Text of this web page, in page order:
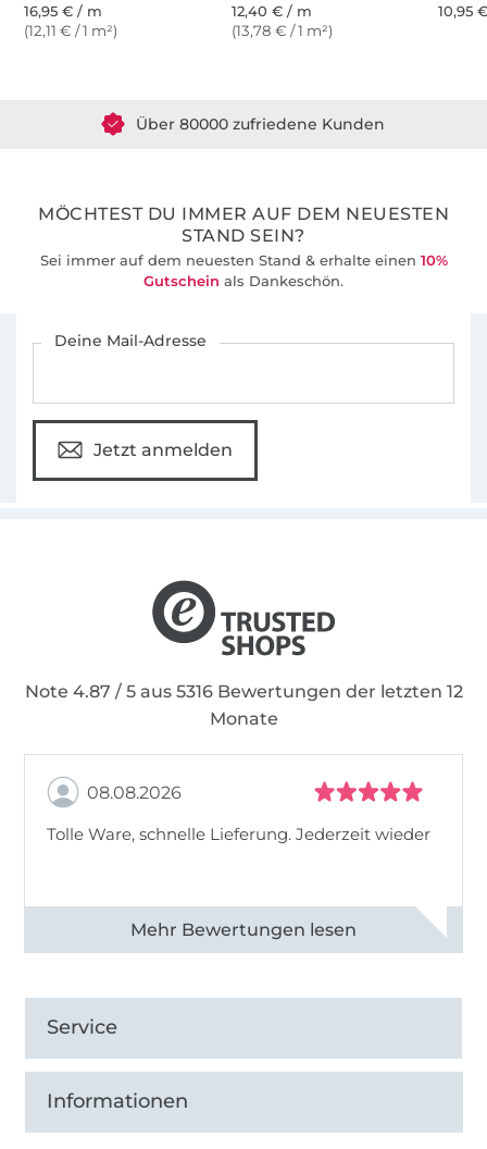
16,95 € / m
(12,11 € / 1 m²)
12,40 € / m
(13,78 € / 1 m²)
10,95
MÖCHTEST DU IMMER AUF DEM NEUESTEN
STAND SEIN?
Sei immer auf dem neuesten Stand & erhalte einen 10%
Gutschein als Dankeschön.
Deine Mail-Adresse
Jetzt anmelden
Note 4.87 / 5 aus 5316 Bewertungen der letzten 12
Monate
08.08.2026
Tolle Ware, schnelle Lieferung. Jederzeit wieder
Alle 83013 Bewertungen ansehen
Service
Informationen